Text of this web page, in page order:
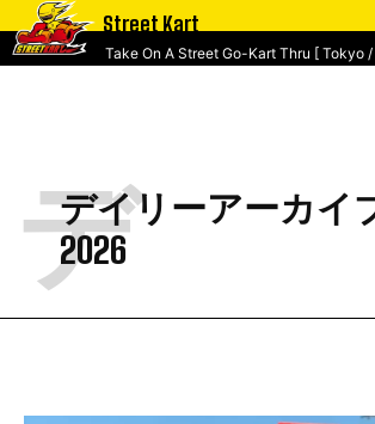
Street Kart
Take On A Street Go-Kart Thru [ Tokyo
デイリーアーカイブ
2026
デ